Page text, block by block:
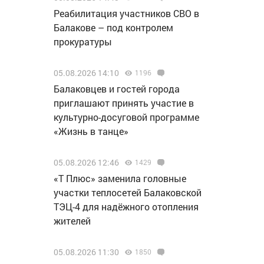
Реабилитация участников СВО в
Балакове – под контролем
прокуратуры
05.08.2026 14:10 1196
Балаковцев и гостей города
приглашают принять участие в
культурно-досуговой программе
«Жизнь в танце»
05.08.2026 12:46 1429
«Т Плюс» заменила головные
участки теплосетей Балаковской
ТЭЦ-4 для надёжного отопления
жителей
05.08.2026 11:30 1850